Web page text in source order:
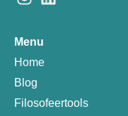
Menu
Home
Blog
Filosofeertools